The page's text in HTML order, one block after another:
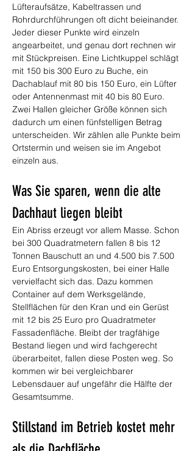
Lüfteraufsätze, Kabeltrassen und
Rohrdurchführungen oft dicht beieinander.
Jeder dieser Punkte wird einzeln
angearbeitet, und genau dort rechnen wir
mit Stückpreisen. Eine Lichtkuppel schlägt
mit 150 bis 300 Euro zu Buche, ein
Dachablauf mit 80 bis 150 Euro, ein Lüfter
oder Antennenmast mit 40 bis 80 Euro.
Zwei Hallen gleicher Größe können sich
dadurch um einen fünfstelligen Betrag
unterscheiden. Wir zählen alle Punkte beim
Ortstermin und weisen sie im Angebot
einzeln aus.
Was Sie sparen, wenn die alte
Dachhaut liegen bleibt
Ein Abriss erzeugt vor allem Masse. Schon
bei 300 Quadratmetern fallen 8 bis 12
Tonnen Bauschutt an und 4.500 bis 7.500
Euro Entsorgungskosten, bei einer Halle
vervielfacht sich das. Dazu kommen
Container auf dem Werksgelände,
Stellflächen für den Kran und ein Gerüst
mit 12 bis 25 Euro pro Quadratmeter
Fassadenfläche. Bleibt der tragfähige
Bestand liegen und wird fachgerecht
überarbeitet, fallen diese Posten weg. So
kommen wir bei vergleichbarer
Lebensdauer auf ungefähr die Hälfte der
Gesamtsumme.
Stillstand im Betrieb kostet mehr